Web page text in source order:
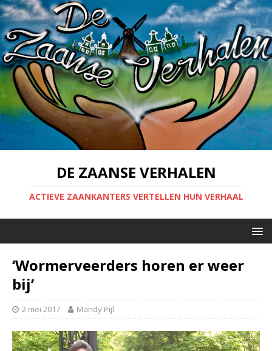
DE ZAANSE VERHALEN
ACTIEVE ZAANKANTERS VERTELLEN HUN VERHAAL
‘Wormerveerders horen er weer
bij’
2 mei 2017 Mandy Pijl